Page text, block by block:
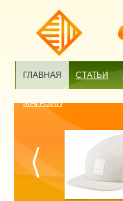
ГЛАВНАЯ СТАТЬИ
МАГАЗИН